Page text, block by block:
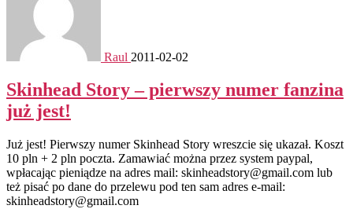
Raul 2011-02-02
Skinhead Story – pierwszy numer fanzina
już jest!
Już jest! Pierwszy numer Skinhead Story wreszcie się ukazał. Koszt
10 pln + 2 pln poczta. Zamawiać można przez system paypal,
wpłacając pieniądze na adres mail: skinheadstory@gmail.com lub
też pisać po dane do przelewu pod ten sam adres e-mail:
skinheadstory@gmail.com